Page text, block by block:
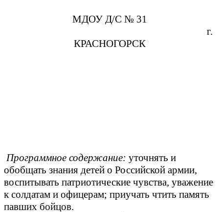
МДОУ Д/С № 31
г.
КРАСНОГОРСК
Программное содержание: уточнять и
обобщать знания детей о Российской армии,
воспитывать патриотические чувства, уважение
к солдатам и офицерам; приучать чтить память
павших бойцов.